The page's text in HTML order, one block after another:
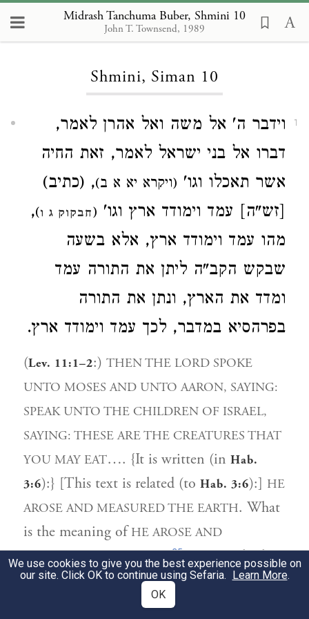
Midrash Tanchuma Buber, Shmini 10
John T. Townsend, 1989
Loading...
Shmini, Siman 10
1
וידבר ה' אל משה ואל אהרן לאמר,
דברו אל בני ישראל לאמר, זאת החיה
אשר תאכלו וגו' (ויקרא יא א ב), (כתיב)
[זש"ה] עמד וימודד ארץ וגו' (חבקוק ג ו)
,
מהו עמד וימודד ארץ, אלא בשעה
שבקש הקב"ה ליתן את התורה עמד
ומדד את הארץ, ונתן את התורה
בפרהסיא במדבר, לכך עמד וימודד ארץ.
(Lev. 11:1–2:) THEN THE LORD SPOKE
UNTO MOSES AND UNTO AARON, SAYING:
SPEAK UNTO THE CHILDREN OF ISRAEL,
SAYING: THESE ARE THE CREATURES THAT
YOU MAY EAT…. {It is written (in Hab.
3:6):} [This text is related (to Hab. 3:6):] HE
AROSE AND MEASURED THE EARTH. What
is the meaning ofHE AROSE AND
MEASURED THE EARTH?35It is simply that,
when the Holy One wanted to give the
Torah, he arose and measured (
We use cookies to give you the best experience possible on
our site. Click OK to continue using Sefaria. Learn More.
OK